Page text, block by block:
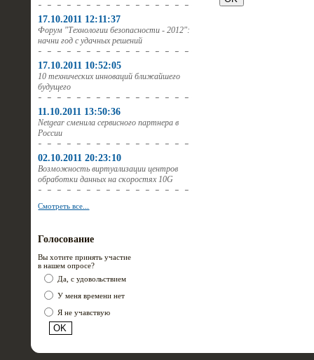
17.10.2011 12:11:37
Форум "Технологии безопасности - 2012":
начни год с удачных решений
17.10.2011 10:52:05
10 технических инноваций ближайшего
будущего
11.10.2011 13:50:36
Netgear сменила сервисного партнера в
России
02.10.2011 20:23:10
Возможность виртуализации центров
обработки данных на скоростях 10G
Смотреть все...
Голосование
Вы хотите принять участие
в нашем опросе?
Да, с удовольствием
У меня времени нет
Я не учавствую